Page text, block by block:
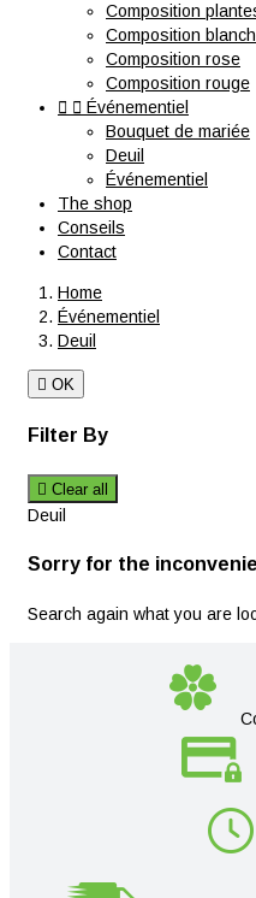
Composition
Composition
Composition rose
Composition rouge
  Événementiel
Bouquet de mariée
Deuil
Événementiel
The shop
Conseils
Contact
Home
Événementiel
Deuil
 OK
Filter By
 Clear all
Deuil
Sorry for the
Search again what you are